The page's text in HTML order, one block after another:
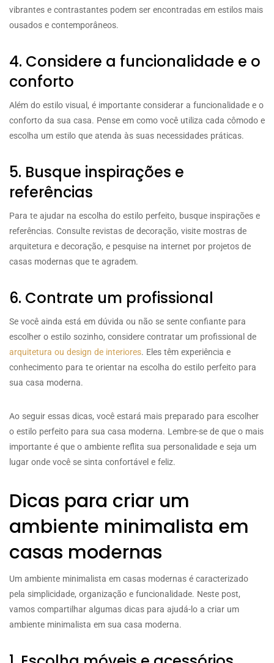
vibrantes e contrastantes podem ser encontradas em estilos mais
ousados e contemporâneos.
4. Considere a funcionalidade e o
conforto
Além do estilo visual, é importante considerar a funcionalidade e o
conforto da sua casa. Pense em como você utiliza cada cômodo e
escolha um estilo que atenda às suas necessidades práticas.
5. Busque inspirações e
referências
Para te ajudar na escolha do estilo perfeito, busque inspirações e
referências. Consulte revistas de decoração, visite mostras de
arquitetura e decoração, e pesquise na internet por projetos de
casas modernas que te agradem.
6. Contrate um profissional
Se você ainda está em dúvida ou não se sente confiante para
escolher o estilo sozinho, considere contratar um profissional de
arquitetura ou design de interiores. Eles têm experiência e
conhecimento para te orientar na escolha do estilo perfeito para
sua casa moderna.
Ao seguir essas dicas, você estará mais preparado para escolher
o estilo perfeito para sua casa moderna. Lembre-se de que o mais
importante é que o ambiente reflita sua personalidade e seja um
lugar onde você se sinta confortável e feliz.
Dicas para criar um
ambiente minimalista em
casas modernas
Um ambiente minimalista em casas modernas é caracterizado
pela simplicidade, organização e funcionalidade. Neste post,
vamos compartilhar algumas dicas para ajudá-lo a criar um
ambiente minimalista em sua casa moderna.